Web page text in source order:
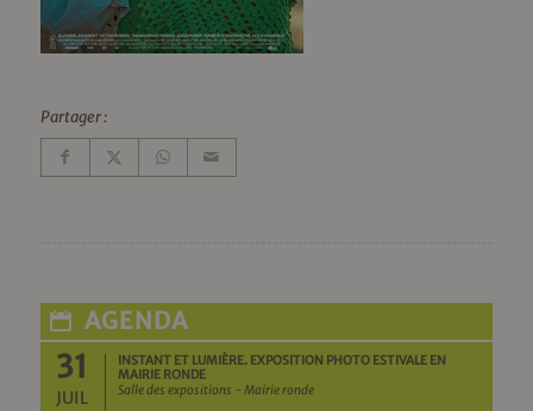
Partager :
AGENDA
31
JUIL
INSTANT ET LUMIÈRE. EXPOSITION PHOTO ESTIVALE EN
MAIRIE RONDE
Salle des expositions - Mairie ronde